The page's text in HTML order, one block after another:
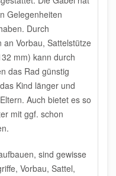
Gelegenheiten
Durch
Vorbau, Sattelstütze
mm) kann durch
das Rad günstig
Kind länger und
Auch bietet es so
mit ggf. schon
sind gewisse
Vorbau, Sattel,